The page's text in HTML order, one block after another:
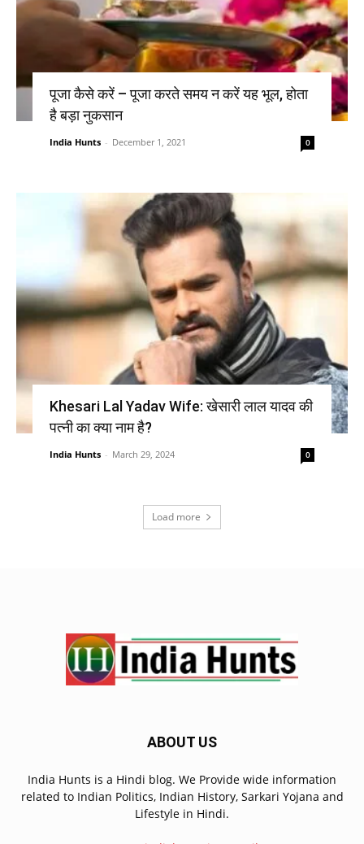
पूजा कैसे करें – पूजा करते समय न करें यह भूल, होता
है बड़ा नुकसान
India Hunts - December 1, 2021 0
Khesari Lal Yadav Wife: खेसारी लाल यादव की
पत्नी का क्या नाम है?
India Hunts - March 29, 2024 0
Load more
ABOUT US
India Hunts is a Hindi blog. We Provide wide information
related to Indian Politics, Indian History, Sarkari Yojana and
Lifestyle in Hindi.